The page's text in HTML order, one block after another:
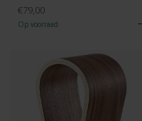
€79,00
Op voorraad